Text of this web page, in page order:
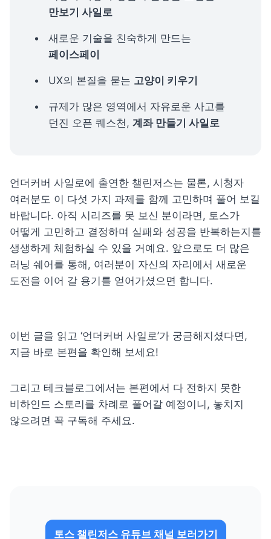
만보기 사일로
페이스페이
UX의 본질을 묻는 고양이 키우기
규제가 많은 영역에서 자유로운 사고를
던진 오픈 퀘스천, 계좌 만들기 사일로
언더커버 사일로에 출연한 챌린저스는 물론, 시청자
여러분도 이 다섯 가지 과제를 함께 고민하며 풀어 보길
바랍니다. 아직 시리즈를 못 보신 분이라면, 토스가
어떻게 고민하고 결정하며 실패와 성공을 반복하는지를
생생하게 체험하실 수 있을 거예요. 앞으로도 더 많은
러닝 쉐어를 통해, 여러분이 자신의 자리에서 새로운
도전을 이어 갈 용기를 얻어가셨으면 합니다.
이번 글을 읽고 ‘언더커버 사일로’가 궁금해지셨다면,
지금 바로 본편을 확인해 보세요!
그리고 테크블로그에서는 본편에서 다 전하지 못한
비하인드 스토리를 차례로 풀어갈 예정이니, 놓치지
않으려면 꼭 구독해 주세요.
토스 챌린저스 유튜브 채널 보러가기